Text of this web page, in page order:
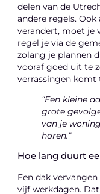
delen van de
andere regels.
verandert, moet je
regel je via de
zolang je plannen
vooraf goed uit te
verrassingen komt
“Een kleine
grote
van je
horen.”
Hoe lang duurt
Een dak
vijf werkdagen.